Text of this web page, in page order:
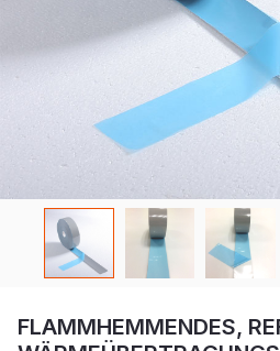
Industrieller Waschbesatz
Über CHINASTARS
Neues Produkt
Zertifikat
Katalog
Video
FLAMMHEMMENDES,